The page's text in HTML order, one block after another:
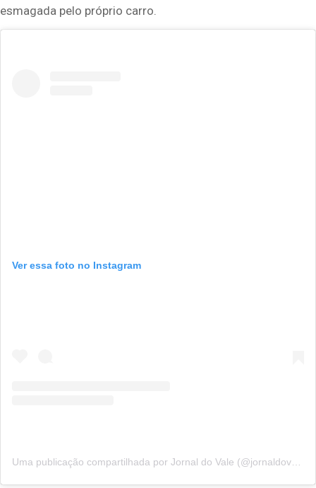
esmagada pelo próprio carro.
Ver essa foto no Instagram